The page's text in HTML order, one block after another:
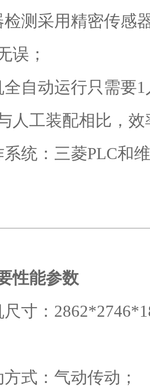
检测采用精密传感
误；
全自动运行只需要
人工装配相比，
系统：三菱PLC和
性能参数
尺寸：
式：气动传动；